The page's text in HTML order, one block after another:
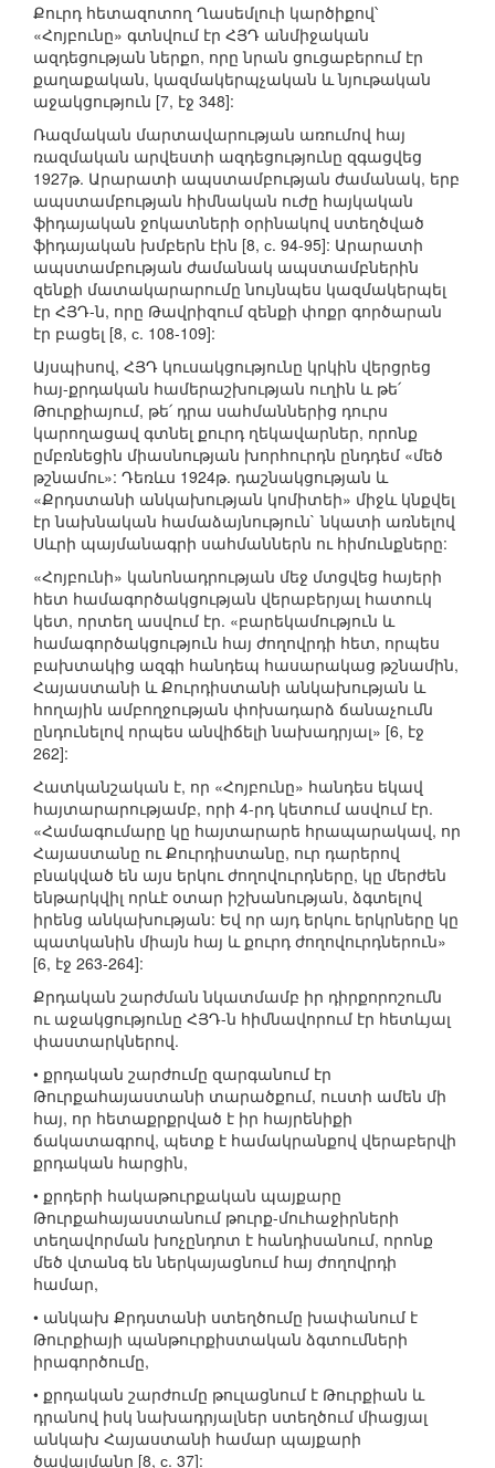
Քուրդ հետազոտող Ղասեմլուի կարծիքով՝
«Հոյբունը» գտնվում էր ՀՅԴ անմիջական
ազդեցության ներքո, որը նրան ցուցաբերում էր
քաղաքական, կազմակերպչական և նյութական
աջակցություն [7, էջ 348]:
Ռազմական մարտավարության առումով հայ
ռազմական արվեստի ազդեցությունը զգացվեց
1927թ. Արարատի ապստամբության ժամանակ, երբ
ապստամբության հիմնական ուժը հայկական
ֆիդայական ջոկատների օրինակով ստեղծված
ֆիդայական խմբերն էին [8, с. 94-95]: Արարատի
ապստամբության ժամանակ ապստամբներին
զենքի մատակարարումը նույնպես կազմակերպել
էր ՀՅԴ-ն, որը Թավրիզում զենքի փոքր գործարան
էր բացել [8, с. 108-109]:
Այսպիսով, ՀՅԴ կուսակցությունը կրկին վերցրեց
հայ-քրդական համերաշխության ուղին և թե՛
Թուրքիայում, թե՛ դրա սահմաններից դուրս
կարողացավ գտնել քուրդ ղեկավարներ, որոնք
ըմբռնեցին միասնության խորհուրդն ընդդեմ «մեծ
թշնամու»: Դեռևս 1924թ. դաշնակցության և
«Քրդստանի անկախության կոմիտեի» միջև կնքվել
էր նախնական համաձայնություն` նկատի առնելով
Սևրի պայմանագրի սահմաններն ու հիմունքները:
«Հոյբունի» կանոնադրության մեջ մտցվեց հայերի
հետ համագործակցության վերաբերյալ հատուկ
կետ, որտեղ ասվում էր. «բարեկամություն և
համագործակցություն հայ ժողովրդի հետ, որպես
բախտակից ազգի հանդեպ հասարակաց թշնամին,
Հայաստանի և Քուրդիստանի անկախության և
հողային ամբողջության փոխադարձ ճանաչումն
ընդունելով որպես անվիճելի նախադրյալ» [6, էջ
262]:
Հատկանշական է, որ «Հոյբունը» հանդես եկավ
հայտարարությամբ, որի 4-րդ կետում ասվում էր.
«Համագումարը կը հայտարարե հրապարակավ, որ
Հայաստանը ու Քուրդիստանը, ուր դարերով
բնակված են այս երկու ժողովուրդները, կը մերժեն
ենթարկվիլ որևէ օտար իշխանության, ձգտելով
իրենց անկախության: Եվ որ այդ երկու երկրները կը
պատկանին միայն հայ և քուրդ ժողովուրդներուն»
[6, էջ 263-264]:
Քրդական շարժման նկատմամբ իր դիրքորոշումն
ու աջակցությունը ՀՅԴ-ն հիմնավորում էր հետևյալ
փաստարկներով.
• քրդական շարժումը զարգանում էր
Թուրքահայաստանի տարածքում, ուստի ամեն մի
հայ, որ հետաքրքրված է իր հայրենիքի
ճակատագրով, պետք է համակրանքով վերաբերվի
քրդական հարցին,
• քրդերի հակաթուրքական պայքարը
Թուրքահայաստանում թուրք-մուհաջիրների
տեղավորման խոչընդոտ է հանդիսանում, որոնք
մեծ վտանգ են ներկայացնում հայ ժողովրդի
համար,
• անկախ Քրդստանի ստեղծումը խափանում է
Թուրքիայի պանթուրքիստական ձգտումների
իրագործումը,
• քրդական շարժումը թուլացնում է Թուրքիան և
դրանով իսկ նախադրյալներ ստեղծում միացյալ
անկախ Հայաստանի համար պայքարի
ծավալմանը [8, с. 37]: